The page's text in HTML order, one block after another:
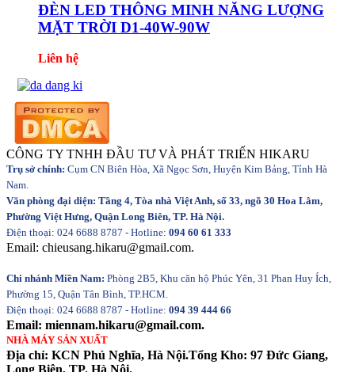
ĐÈN LED THÔNG MINH NĂNG LƯỢNG
MẶT TRỜI D1-40W-90W
Liên hệ
CÔNG TY TNHH ĐẦU TƯ VÀ PHÁT TRIỂN HIKARU
Trụ sở chính: Cụm CN Biên Hòa, Xã Ngọc Sơn, Huyện Kim Bảng, Tỉnh Hà
Nam.
Văn phòng đại diện: Tầng 4, Tòa nhà Việt Anh, số 33, ngõ 30 Hoa Lâm,
Phường Việt Hưng, Quận Long Biên, TP. Hà Nội.
Điện thoại: 024 6688 8787 - Hotline: 094 60 61 333
Email: chieusang.hikaru@gmail.com.
Chi nhánh Miền Nam: Phòng 2B5, Khu căn hộ Phúc Yên, 31 Phan Huy Ích,
Phường 15, Quận Tân Bình, TP.HCM.
Điện thoại: 024 6688 8787 - Hotline: 094 39 444 66
Email: miennam.hikaru@gmail.com.
NHÀ MÁY SẢN XUẤT
Địa chỉ: KCN Phú Nghĩa, Hà Nội.Tổng Kho: 97 Đức Giang,
Long Biên, TP. Hà Nội.